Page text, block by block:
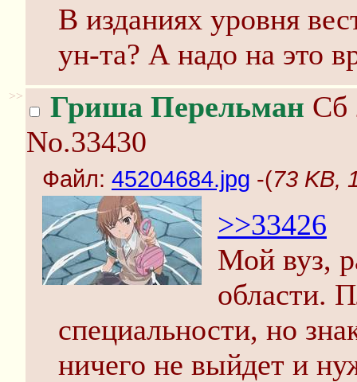
В изданиях уровня
ун-та? А надо на это
>> Гриша Перельман Сб
No.33430
Файл: 45204684.jpg -(73 KB,
>>33426
Мой вуз,
области.
специальности, но
ничего не выйдет и